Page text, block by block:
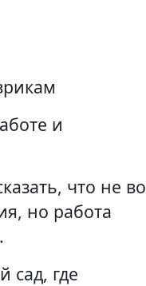
и
что не во
но работа
сад, где